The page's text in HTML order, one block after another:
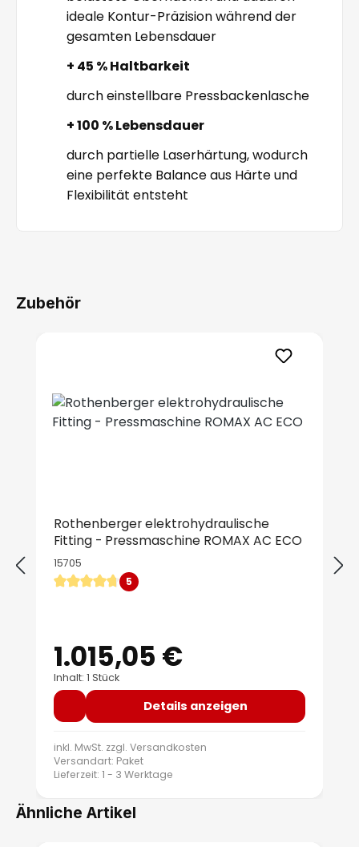
ideale Kontur-Präzision während der
gesamten Lebensdauer
+ 45 % Haltbarkeit
durch einstellbare Pressbackenlasche
+ 100 % Lebensdauer
durch partielle Laserhärtung, wodurch
eine perfekte Balance aus Härte und
Flexibilität entsteht
Zubehör
Rothenberger elektrohydraulische
Fitting - Pressmaschine ROMAX AC ECO
15705
Durchschnittliche Bewertung von 4.8 von 5 Sternen
5
Regulärer Preis:
1.015,05 €
Inhalt: 1 Stück
Details anzeigen
inkl. MwSt. zzgl. Versandkosten
Versandart: Paket
Lieferzeit: 1 - 3 Werktage
Ähnliche Artikel